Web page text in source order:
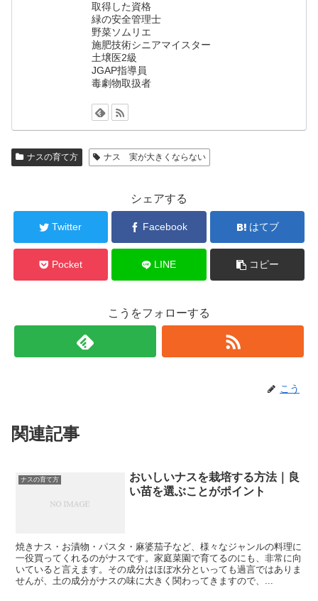
取得した資格
緑の安全管理士
野菜ソムリエ
施肥技術シニアマイスター
土壌医2級
JGAP指導員
毒劇物取扱者
ナスの育て方 ナス 実が大きくならない
シェアする
Twitter Facebook はてブ
Pocket LINE コピー
こうをフォローする
こう
関連記事
ナスの育て方
おいしいナスを栽培する方法｜良
い苗を選ぶことがポイント
焼きナス・お漬物・パスタ・麻婆茄子など、様々なジャンルの料理に
一役買ってくれるのがナスです。家庭菜園で育てるのにも、非常に向
いていると言えます。その成分はほぼ水分といっても過言ではありま
せんが、土の成分がナスの味に大きく関わってきますので、...